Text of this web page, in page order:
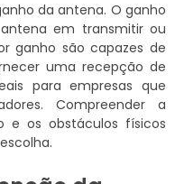
da antena. O ganho
em transmitir ou
ganho são capazes de
uma recepção de
para empresas que
Compreender a
e os obstáculos físicos